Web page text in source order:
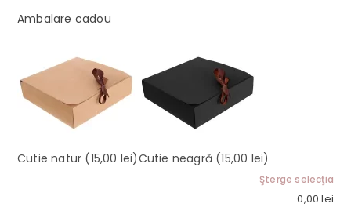
Ambalare cadou
Cutie natur (15,00 lei)Cutie neagră (15,00 lei)
Şterge selecţia
0,00lei